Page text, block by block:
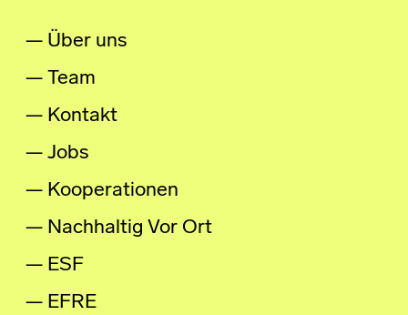
Über uns
Team
Kontakt
Jobs
Kooperationen
Nachhaltig Vor Ort
ESF
EFRE